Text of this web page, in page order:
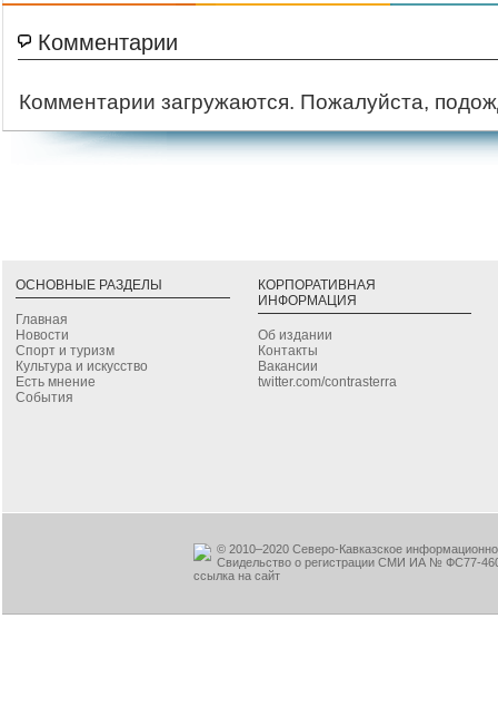
Комментарии
Комментарии загружаются. Пожалуйста,
ОСНОВНЫЕ РАЗДЕЛЫ
Главная
Новости
Спорт и туризм
Культура и искусство
Есть мнение
События
КОРПОРАТИВНАЯ
ИНФОРМАЦИЯ
Об издании
Контакты
Вакансии
twitter.com/contrasterra
© 2010–2020 Северо-Кавказское
Свидельство о регистрации СМИ ИА № ФС77-
ссылка на сайт